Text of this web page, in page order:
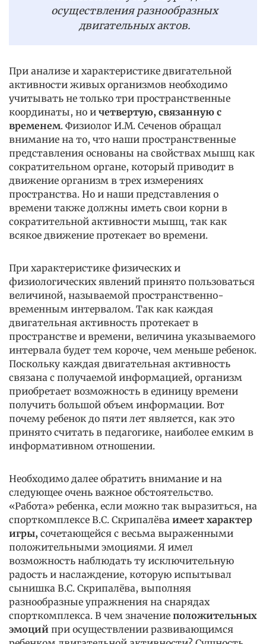
осуществления разнообразных
двигательных актов.
При анализе и характеристике двигательной
активности живых организмов необходимо
учитывать не только три пространственные
координаты, но и четвертую, связанную с
временем. Физиолог И.М. Сеченов обращал
внимание на то, что наши пространственные
представления основаны на свойствах мышц как
сократительном органе, который приводит в
движение организм в трех измерениях
пространства. Но и наши представления о
времени также должны иметь свои корни в
сократительной активности мышц, так как
всякое движение протекает во времени.
При характеристике физических и
физиологических явлений принято пользоваться
величиной, называемой пространственно-
временным интервалом. Так как каждая
двигательная активность протекает в
пространстве и времени, величина указываемого
интервала будет тем короче, чем меньше ребенок.
Поскольку каждая двигательная активность
связана с получаемой информацией, организм
приобретает возможность в единицу времени
получить большой объем информации. Вот
почему ребенок до пяти лет является, как это
принято считать в педагогике, наиболее емким в
информативном отношении.
Необходимо далее обратить внимание и на
следующее очень важное обстоятельство.
«Работа» ребенка, если можно так выразиться, на
спорткомплексе В.С. Скрипалёва имеет характер
игры, сочетающейся с весьма выраженными
положительными эмоциями. Я имел
возможность наблюдать ту исключительную
радость и наслаждение, которую испытывал
сынишка В.С. Скрипалёва, выполняя
разнообразные упражнения на снарядах
спорткомплекса. В чем значение положительных
эмоций при осуществлении развивающимся